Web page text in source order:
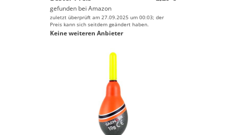
gefunden bei Amazon
zuletzt überprüft am 27.09.2025 um 00:03; der
Preis kann sich seitdem geändert haben.
Keine weiteren Anbieter